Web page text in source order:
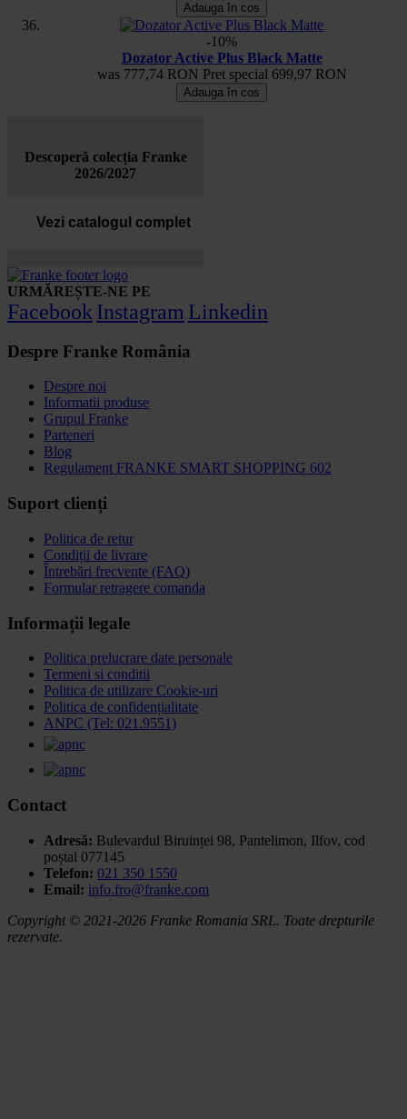
Adauga în cos
-10%
Dozator Active Plus Black Matte
was 777,74 RON Pret special 699,97 RON
Adauga în cos
Descoperă colecția Franke
2026/2027
Vezi catalogul complet
URMĂREȘTE-NE PE
Facebook Instagram Linkedin
Despre Franke România
Despre noi
Informatii produse
Grupul Franke
Parteneri
Blog
Regulament FRANKE SMART SHOPPING 602
Suport clienți
Politica de retur
Condiții de livrare
Întrebări frecvente (FAQ)
Formular retragere comanda
Informații legale
Politica prelucrare date personale
Termeni si conditii
Politica de utilizare Cookie-uri
Politica de confidențialitate
ANPC (Tel: 021.9551)
Contact
Adresă: Bulevardul Biruinței 98, Pantelimon, Ilfov, cod
poștal 077145
Telefon: 021 350 1550
Email: info.fro@franke.com
Copyright © 2021-2026 Franke Romania SRL. Toate drepturile
rezervate.